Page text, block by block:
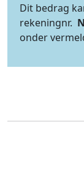
Dit bedrag
rekeningnr.
onder